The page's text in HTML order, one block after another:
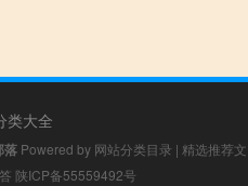
类大全
落Powered by 网站分类目录 | 精选推荐文
陕ICP备55559492号